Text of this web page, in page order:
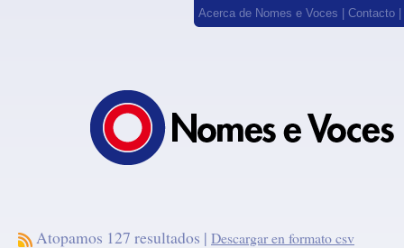
Acerca de Nomes e Voces Contacto
Atopamos 127 resultados | Descargar en formato csv